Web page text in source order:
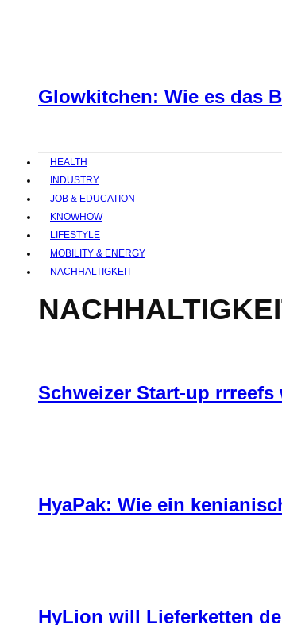
Glowkitchen: Wie es das
HEALTH
INDUSTRY
JOB & EDUCATION
KNOWHOW
LIFESTYLE
MOBILITY & ENERGY
NACHHALTIGKEIT
Schweizer Start-up
HyaPak: Wie ein
HyLion will Lieferketten